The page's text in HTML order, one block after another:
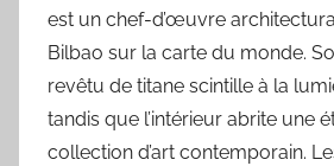
est un chef-d’œuvre
Bilbao sur la carte du monde.
revêtu de titane scintille à la
tandis que l’intérieur abrite une
collection d’art contemporain.